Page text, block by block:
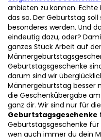
anbieten zu können.
das so. Der Geburtstag
besonderes werden. Und
eindeutig dazu, oder?
ganzes Stück Arbeit auf
Geburtstagsgeschenke
darum sind wir
Männergeburtstag besser
die Geschenkübergabe
ganz dir. Wir sind nur für
Geburtstagsgeschenke
Geburtstagsgeschenke für
wen auch immer du dein